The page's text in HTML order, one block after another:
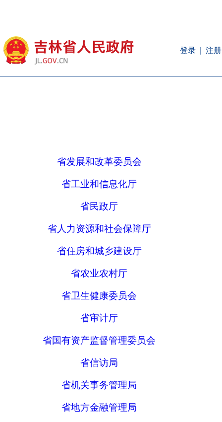
登录 注册
省发展和改革委员会
省工业和信息化厅
省民政厅
省人力资源和社会保障厅
省住房和城乡建设厅
省农业农村厅
省卫生健康委员会
省审计厅
省国有资产监督管理委员会
省信访局
省机关事务管理局
省地方金融管理局